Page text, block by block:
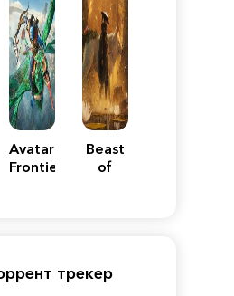
Avatar:
Frontiers
Beast
of
трекер